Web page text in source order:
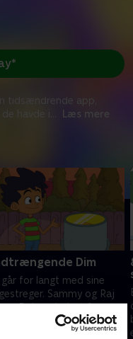
tidsændrende app,
havde i
Læs mere
Dim
går for langt med sine
Sammy og Raj
Polarpaladset for at
en hedebølge.